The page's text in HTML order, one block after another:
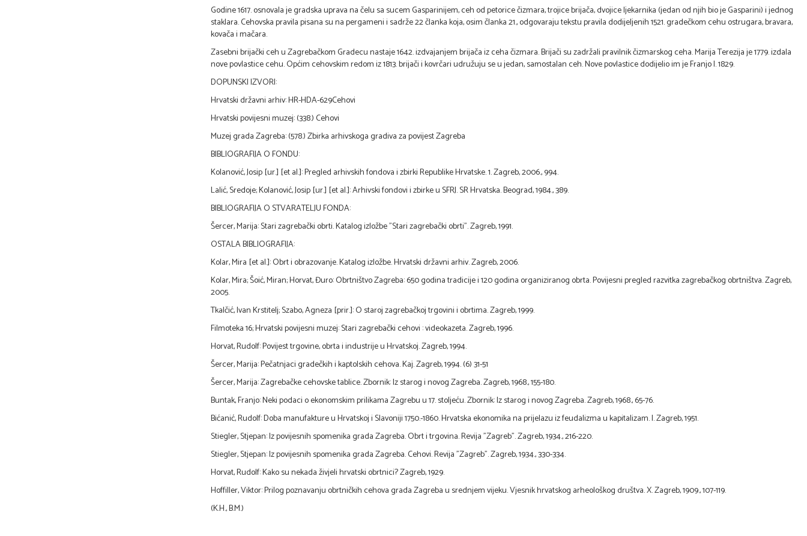
Godine 1617. osnovala je gradska uprava na čelu sa sucem Gasparinijem, ceh od petorice čizmara, trojice brijača, dvojice ljekarnika (jedan od njih bio je Gasparini) i jednog
staklara. Cehovska pravila pisana su na pergameni i sadrže 22 članka koja, osim članka 21., odgovaraju tekstu pravila dodijeljenih 1521. gradečkom cehu ostrugara, bravara,
kovača i mačara.
Zasebni brijački ceh u Zagrebačkom Gradecu nastaje 1642. izdvajanjem brijača iz ceha čizmara. Brijači su zadržali pravilnik čizmarskog ceha. Marija Terezija je 1779. izdala
nove povlastice cehu. Općim cehovskim redom iz 1813. brijači i kovrčari udružuju se u jedan, samostalan ceh. Nove povlastice dodijelio im je Franjo I. 1829.
DOPUNSKI IZVORI:
Hrvatski državni arhiv: HR-HDA-629Cehovi
Hrvatski povijesni muzej: (338.) Cehovi
Muzej grada Zagreba: (578.) Zbirka arhivskoga gradiva za povijest Zagreba
BIBLIOGRAFIJA O FONDU:
Kolanović, Josip [ur.] [et al.]: Pregled arhivskih fondova i zbirki Republike Hrvatske. 1. Zagreb, 2006., 994.
Lalić, Sredoje; Kolanović, Josip [ur.] [et al.]: Arhivski fondovi i zbirke u SFRJ. SR Hrvatska. Beograd, 1984., 389.
BIBLIOGRAFIJA O STVARATELJU FONDA:
Šercer, Marija: Stari zagrebački obrti. Katalog izložbe "Stari zagrebački obrti". Zagreb, 1991.
OSTALA BIBLIOGRAFIJA:
Kolar, Mira [et al.]: Obrt i obrazovanje. Katalog izložbe. Hrvatski državni arhiv. Zagreb, 2006.
Kolar, Mira; Šoić, Miran; Horvat, Đuro: Obrtništvo Zagreba: 650 godina tradicije i 120 godina organiziranog obrta. Povijesni pregled razvitka zagrebačkog obrtništva. Zagreb,
2005.
Tkalčić, Ivan Krstitelj; Szabo, Agneza [prir.]: O staroj zagrebačkoj trgovini i obrtima. Zagreb, 1999.
Filmoteka 16; Hrvatski povijesni muzej: Stari zagrebački cehovi : videokazeta. Zagreb, 1996.
Horvat, Rudolf: Povijest trgovine, obrta i industrije u Hrvatskoj. Zagreb, 1994.
Šercer, Marija: Pečatnjaci gradečkih i kaptolskih cehova. Kaj. Zagreb, 1994. (6) 31-51
Šercer, Marija: Zagrebačke cehovske tablice. Zbornik: Iz starog i novog Zagreba. Zagreb, 1968., 155-180.
Buntak, Franjo: Neki podaci o ekonomskim prilikama Zagrebu u 17. stoljeću. Zbornik: Iz starog i novog Zagreba. Zagreb, 1968., 65-76.
Bićanić, Rudolf: Doba manufakture u Hrvatskoj i Slavoniji 1750.-1860. Hrvatska ekonomika na prijelazu iz feudalizma u kapitalizam. I. Zagreb, 1951.
Stiegler, Stjepan: Iz povijesnih spomenika grada Zagreba. Obrt i trgovina. Revija "Zagreb". Zagreb, 1934., 216-220.
Stiegler, Stjepan: Iz povijesnih spomenika grada Zagreba. Cehovi. Revija "Zagreb". Zagreb, 1934., 330-334.
Horvat, Rudolf: Kako su nekada živjeli hrvatski obrtnici? Zagreb, 1929.
Hoffiller, Viktor: Prilog poznavanju obrtničkih cehova grada Zagreba u srednjem vijeku. Vjesnik hrvatskog arheološkog društva. X. Zagreb, 1909., 107-119.
(K.H., B.M.)